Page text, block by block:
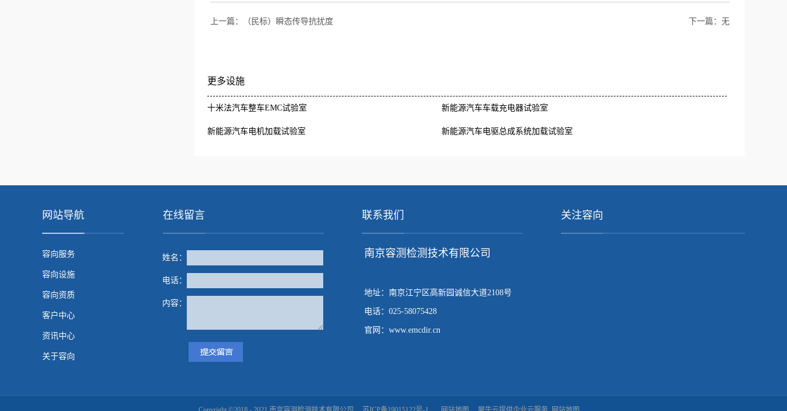
上一篇： （民标）瞬态传导抗扰度 下一篇：无
更多设施
十米法汽车整车EMC试验室 新能源汽车车载充电器试验室
新能源汽车电机加载试验室 新能源汽车电驱总成系统加载试验室
网站导航 在线留言 联系我们 关注容向
容向服务
容向设施
容向资质
客户中心
资讯中心
关于容向
姓名：
电话：
内容：
南京容测检测技术有限公司
地址：南京江宁区高新园诚信大道2108号
电话：025-58075428
官网：www.emcdir.cn